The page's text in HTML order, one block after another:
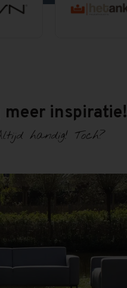
meer inspiratie!
handig! Toch?